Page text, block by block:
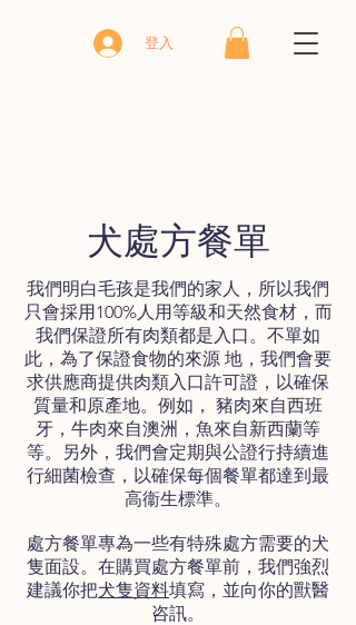
登入
犬處方餐單
我們明白毛孩是我們的家人，所以我們
只會採用100%人用等級和天然食材，而
我們保證所有肉類都是入口。不單如
此，為了保證食物的來源 地，我們會要
求供應商提供肉類入口許可證，以確保
質量和原產地。例如， 豬肉來自西班
牙，牛肉來自澳洲，魚來自新西蘭等
等。另外，我們會定期與公證行持續進
行細菌檢查，以確保每個餐單都達到最
高衞生標準。
處方餐單專為一些有特殊處方需要的犬
隻面設。在購買處方餐單前，我們強烈
建議你把犬隻資料填寫，並向你的獸醫
咨訊。